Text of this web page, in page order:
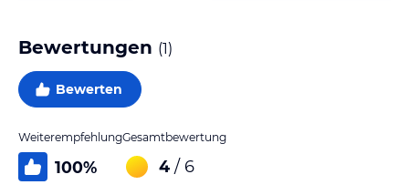
Bewertungen (1)
Bewerten
Weiterempfehlung
100%
Gesamtbewertung
4 / 6